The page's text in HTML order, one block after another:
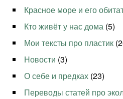
Красное море и его
Кто живёт у нас дома (5)
Мои тексты про пластик
Новости (3)
О себе и предках (23)
Переводы статей про